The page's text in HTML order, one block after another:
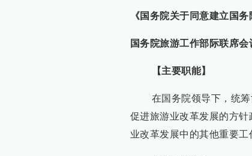
《国务院关于同意建立国
国务院旅游工作部际联席会
【主要职能】
在国务院领导下，统筹
促进旅游业改革发展的方
业改革发展中的其他重要工